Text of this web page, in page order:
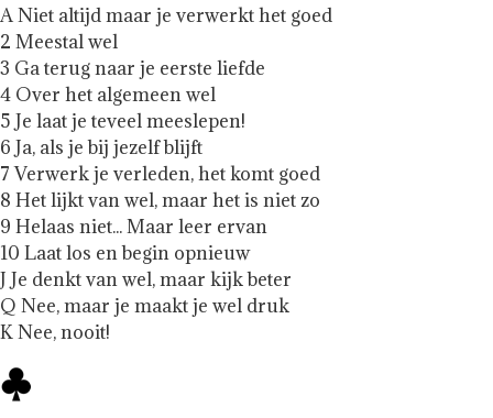
A Niet altijd maar je verwerkt het goed
2 Meestal wel
3 Ga terug naar je eerste liefde
4 Over het algemeen wel
5 Je laat je teveel meeslepen!
6 Ja, als je bij jezelf blijft
7 Verwerk je verleden, het komt goed
8 Het lijkt van wel, maar het is niet zo
9 Helaas niet... Maar leer ervan
10 Laat los en begin opnieuw
J Je denkt van wel, maar kijk beter
Q Nee, maar je maakt je wel druk
K Nee, nooit!